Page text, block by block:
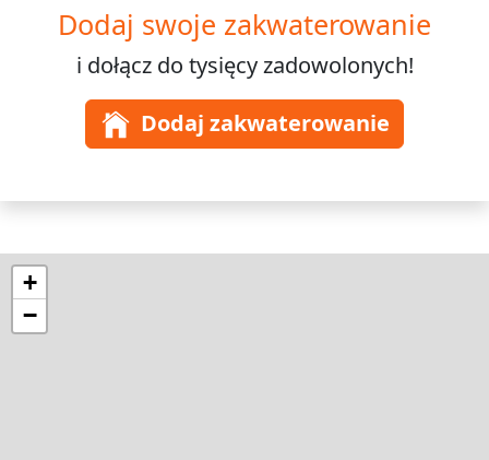
Dodaj swoje zakwaterowanie
i dołącz do tysięcyzadowolonych!
Dodaj zakwaterowanie
+
−